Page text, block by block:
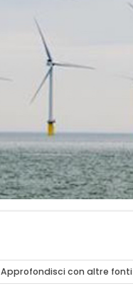
Approfondisci con altre fonti